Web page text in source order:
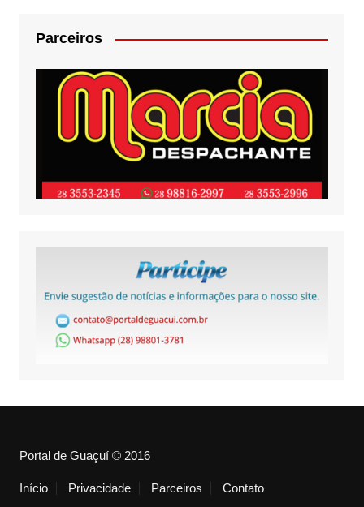
Parceiros
Portal de Guaçuí © 2016
Início Privacidade Parceiros Contato